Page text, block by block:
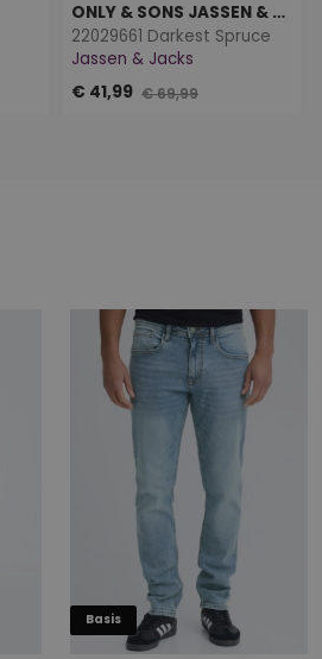
ONLY & SONS JASSEN & JACKS
22029661 Darkest Spruce
Jassen & Jacks
€ 41,99 € 69,99
Basis